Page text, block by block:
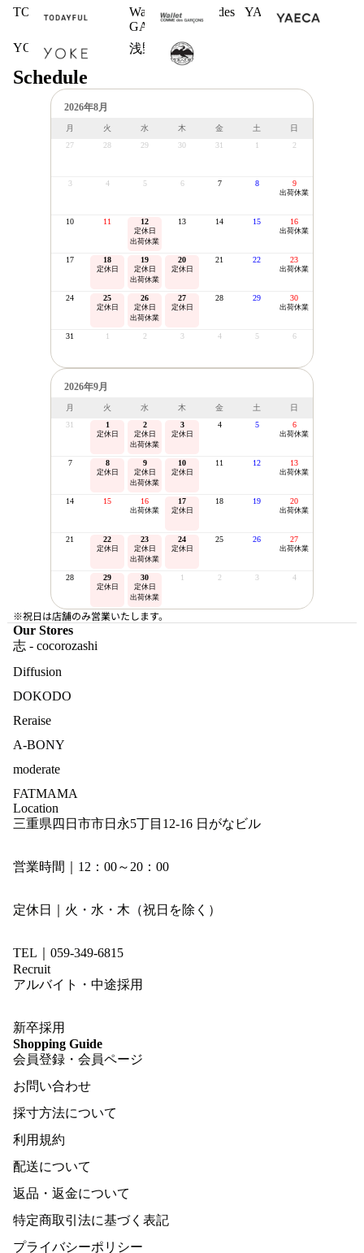
TODAYFUL
Wallet COMME des
GARCONS
YAECA
YOKE 浅野商店
Schedule
2026年8月
月 火 水 木 金 土
日
27
28 29 30 31 1 2
3 4 5 6 7 8 9
出荷休業
10 11 12
定休日
出荷休業
13 14 15 16
出荷休業
17 18
定休日
19
定休日
出荷休業
20
定休日
21 22 23
出荷休業
24 25
定休日
26
定休日
出荷休業
27
定休日
28 29 30
出荷休業
31 1 2 3 4 5 6
2026年9月
月 火 水 木 金 土
日
31
1
定休日
2
定休日
出荷休業
3
定休日
4 5 6
出荷休業
7 8
定休日
9
定休日
出荷休業
10
定休日
11 12 13
出荷休業
14 15 16
出荷休業
17
定休日
18 19 20
出荷休業
21 22
定休日
23
定休日
出荷休業
24
定休日
25 26 27
出荷休業
28 29
定休日
30
定休日
出荷休業
1 2 3 4
※祝日は店舗のみ営業いたします。
Our Stores
志 - cocorozashi
Diffusion
DOKODO
Reraise
A-BONY
moderate
FATMAMA
Location
三重県四日市市日永5丁目12-16 日がなビル
営業時間｜12：00～20：00
定休日｜火・水・木（祝日を除く）
TEL｜059-349-6815
Recruit
アルバイト・中途採用
新卒採用
Shopping Guide
会員登録・会員ページ
お問い合わせ
採寸方法について
利用規約
配送について
返品・返金について
特定商取引法に基づく表記
プライバシーポリシー